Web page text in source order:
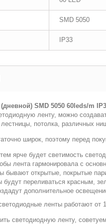
SMD 5050
IP33
SMD 5050 60leds/m
ленту, можно
потолка, различных
широк, поэтому перед
ярче будет светимость
лента гармонировала с
бывают открытые, покрытые
будут переливаться красным,
дополнительное
ленты работают
светодиодную ленту,